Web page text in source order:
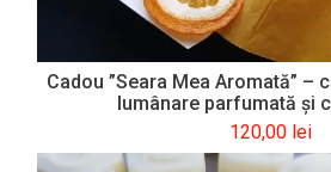
Cadou ”Seara Mea Aromată” –
lumânare parfumată și
120,00 lei